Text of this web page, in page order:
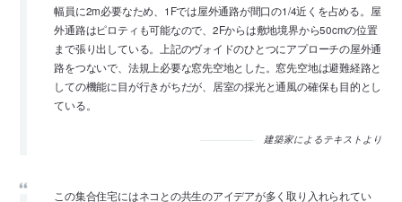
幅員に2m必要なため、1Fでは屋外通路が間口の1/4近くを占める。屋
外通路はピロティも可能なので、2Fからは敷地境界から50cmの位置
まで張り出している。上記のヴォイドのひとつにアプローチの屋外通
路をつないで、法規上必要な窓先空地とした。窓先空地は避難経路と
しての機能に目が行きがちだが、居室の採光と通風の確保も目的とし
ている。
建築家によるテキストより
この集合住宅にはネコとの共生のアイデアが多く取り入れられてい